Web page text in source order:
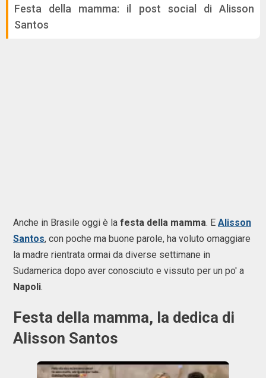
Festa della mamma: il post social di Alisson
Santos
Anche in Brasile oggi è la festa della mamma. E Alisson
Santos, con poche ma buone parole, ha voluto omaggiare
la madre rientrata ormai da diverse settimane in
Sudamerica dopo aver conosciuto e vissuto per un po' a
Napoli.
Festa della mamma, la dedica di
Alisson Santos